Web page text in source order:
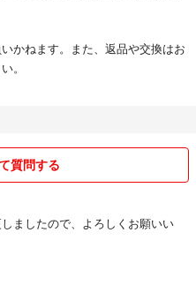
かねます。また、返品や交換はお
。
質問する
ましたので、よろしくお願いい